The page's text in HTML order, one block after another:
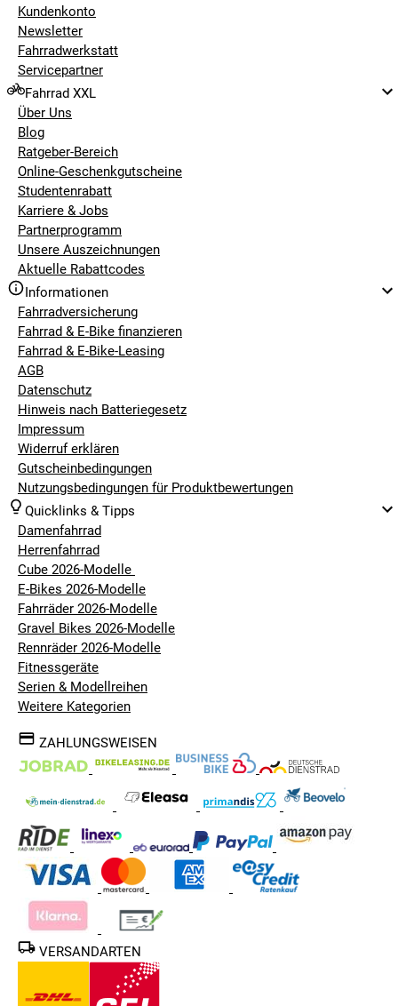
Kundenkonto
Newsletter
Fahrradwerkstatt
Servicepartner
Fahrrad XXL
Über Uns
Blog
Ratgeber-Bereich
Online-Geschenkgutscheine
Studentenrabatt
Karriere & Jobs
Partnerprogramm
Unsere Auszeichnungen
Aktuelle Rabattcodes
Informationen
Fahrradversicherung
Fahrrad & E-Bike finanzieren
Fahrrad & E-Bike-Leasing
AGB
Datenschutz
Hinweis nach Batteriegesetz
Impressum
Widerruf erklären
Gutscheinbedingungen
Nutzungsbedingungen für Produktbewertungen
Quicklinks & Tipps
Damenfahrrad
Herrenfahrrad
Cube 2026-Modelle
E-Bikes 2026-Modelle
Fahrräder 2026-Modelle
Gravel Bikes 2026-Modelle
Rennräder 2026-Modelle
Fitnessgeräte
Serien & Modellreihen
Weitere Kategorien
ZAHLUNGSWEISEN
VERSANDARTEN